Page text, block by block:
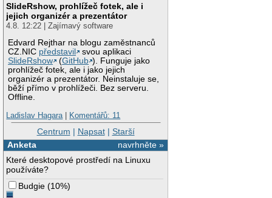
SlideRshow, prohlížeč fotek, ale i
jejich organizér a prezentátor
4.8. 12:22 | Zajímavý software
Edvard Rejthar na blogu zaměstnanců
CZ.NIC představil
svou aplikaci
SlideRshow
(GitHub ). Funguje jako
prohlížeč fotek, ale i jako jejich
organizér a prezentátor. Neinstaluje se,
běží přímo v prohlížeči. Bez serveru.
Offline.
Ladislav Hagara| Komentářů: 11
Centrum | Napsat| Starší
navrhněte »
Anketa
Které desktopové prostředí na Linuxu
používáte?
Budgie (10%)